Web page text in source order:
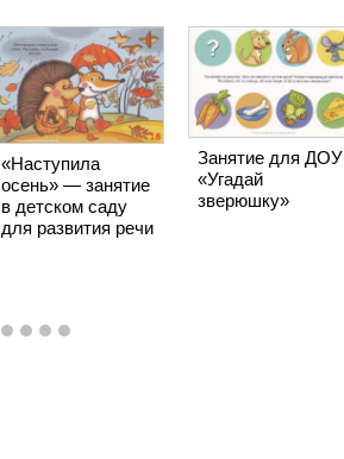
«Наступила
осень» — занятие
в детском саду
для развития речи
Занятие для ДОУ
«Угадай
зверюшку»